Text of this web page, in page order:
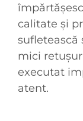
calitate și
sufletească
mici
executat
atent.